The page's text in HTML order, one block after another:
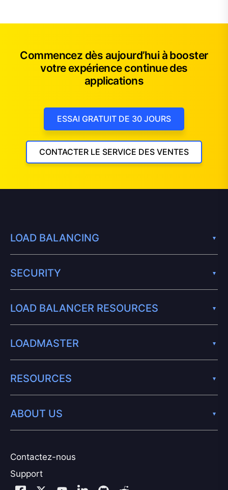
Commencez dès aujourd’hui à booster
votre expérience continue des
applications
ESSAI GRATUIT DE 30 JOURS
CONTACTER LE SERVICE DES VENTES
Contactez-nous
Support
LOAD BALANCING
SECURITY
LOAD BALANCER RESOURCES
LOADMASTER
RESOURCES
ABOUT US